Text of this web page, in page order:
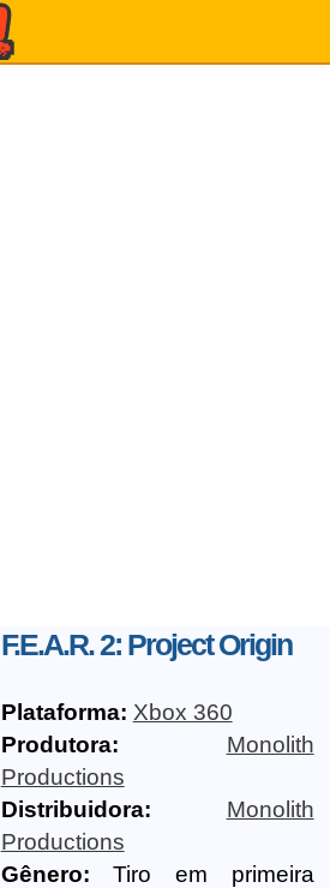
F.E.A.R. 2: Project Origin
Plataforma: Xbox 360
Produtora:
Monolith
Productions
Distribuidora:
Monolith
Productions
Gênero:
Tiro em primeira